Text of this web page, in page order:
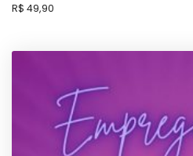
R$ 49,90